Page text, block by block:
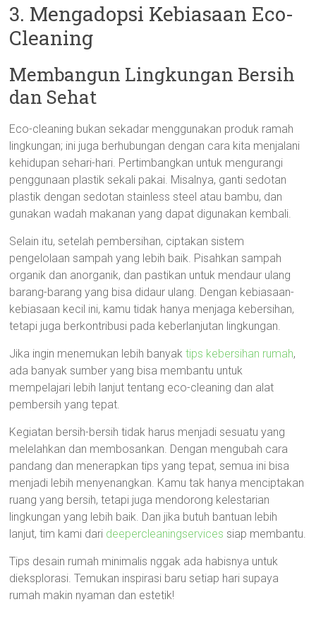
3. Mengadopsi Kebiasaan Eco-
Cleaning
Membangun Lingkungan Bersih
dan Sehat
Eco-cleaning bukan sekadar menggunakan produk ramah
lingkungan; ini juga berhubungan dengan cara kita menjalani
kehidupan sehari-hari. Pertimbangkan untuk mengurangi
penggunaan plastik sekali pakai. Misalnya, ganti sedotan
plastik dengan sedotan stainless steel atau bambu, dan
gunakan wadah makanan yang dapat digunakan kembali.
Selain itu, setelah pembersihan, ciptakan sistem
pengelolaan sampah yang lebih baik. Pisahkan sampah
organik dan anorganik, dan pastikan untuk mendaur ulang
barang-barang yang bisa didaur ulang. Dengan kebiasaan-
kebiasaan kecil ini, kamu tidak hanya menjaga kebersihan,
tetapi juga berkontribusi pada keberlanjutan lingkungan.
Jika ingin menemukan lebih banyaktips kebersihan rumah,
ada banyak sumber yang bisa membantu untuk
mempelajari lebih lanjut tentang eco-cleaning dan alat
pembersih yang tepat.
Kegiatan bersih-bersih tidak harus menjadi sesuatu yang
melelahkan dan membosankan. Dengan mengubah cara
pandang dan menerapkan tips yang tepat, semua ini bisa
menjadi lebih menyenangkan. Kamu tak hanya menciptakan
ruang yang bersih, tetapi juga mendorong kelestarian
lingkungan yang lebih baik. Dan jika butuh bantuan lebih
lanjut, tim kami dari deepercleaningservices siap membantu.
Tips desain rumah minimalis nggak ada habisnya untuk
dieksplorasi. Temukan inspirasi baru setiap hari supaya
rumah makin nyaman dan estetik!